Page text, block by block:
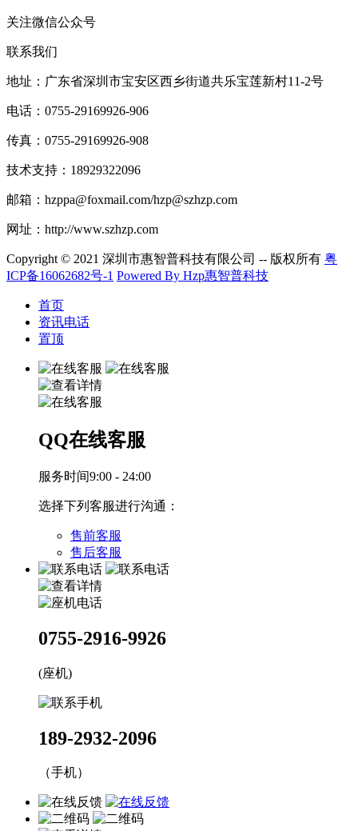
关注微信公众号
联系我们
地址：广东省深圳市宝安区西乡街道共乐宝莲新村11-2号​
电话：0755-29169926-906​
传真：0755-29169926-908
技术支持：18929322096
邮箱：hzppa@foxmail.com/hzp@szhzp.com
网址：http://www.szhzp.com
Copyright © 2021 深圳市惠智普科技有限公司 -- 版权所有 粤
ICP备16062682号-1 Powered By Hzp惠智普科技
首页
资讯电话
置顶
QQ在线客服
服务时间9:00 - 24:00
选择下列客服进行沟通：
售前客服
售后客服
0755-2916-9926
(座机)
189-2932-2096
（手机）